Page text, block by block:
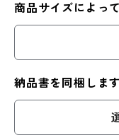
商品サイズによっ
納品書を同梱しま